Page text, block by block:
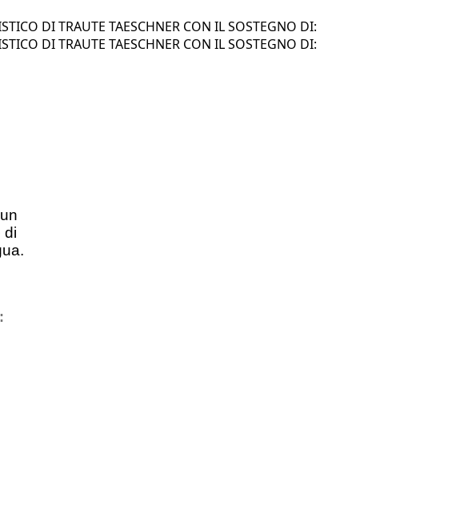
DI TRAUTE TAESCHNER CON IL SOSTEGNO DI:
DI TRAUTE TAESCHNER CON IL SOSTEGNO DI:
di